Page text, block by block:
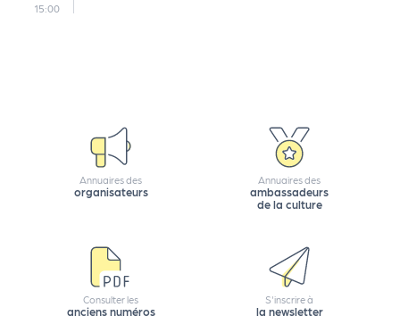
15:00
Annuaires des
organisateurs
Annuaires des
ambassadeurs
de la culture
Consulter les
anciens numéros
S'inscrire à
la newsletter